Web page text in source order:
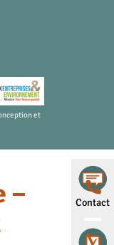
Contact
et
–